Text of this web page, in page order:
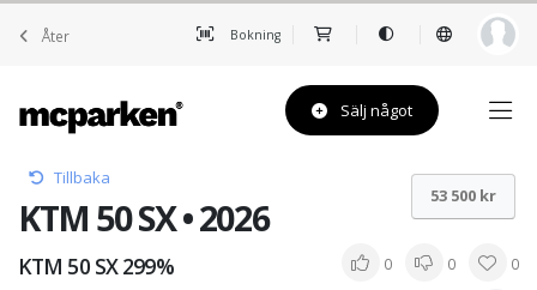
Åter Bokning
Sälj något
Tillbaka
KTM 50 SX • 2026
KTM 50 SX 299%
0 0 0
53 500 kr